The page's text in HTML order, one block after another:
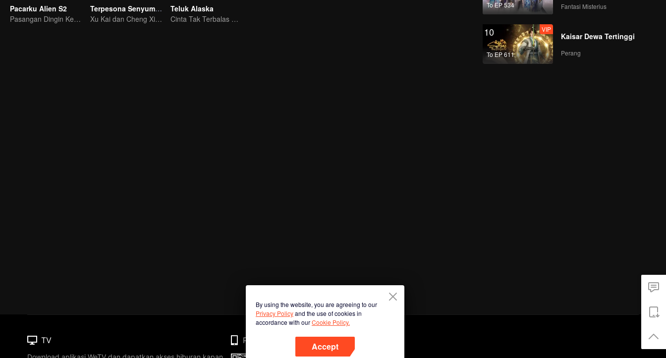
Pacarku Alien S2
Pasangan Dingin Kembali dengan Romansa Manis
Terpesona Senyumanmu (Audio Indonesia)
Xu Kai dan Cheng Xiao Mengejar Mimpi dengan Penuh Semangat
Teluk Alaska
Cinta Tak Terbalas Masa Kecil
To EP 534 Fantasi Misterius
10
To EP 611
VIP
Kaisar Dewa Tertinggi
Perang
By using the website, you are agreeing to our
Privacy Policyand the use of cookies in
accordance with ourCookie Policy.
Accept
TV Phone